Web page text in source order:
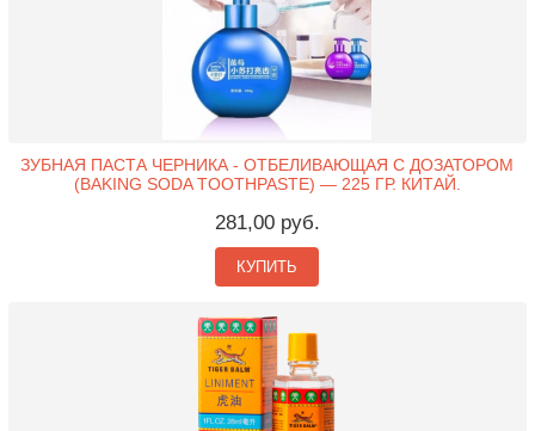
ЗУБНАЯ ПАСТА ЧЕРНИКА - ОТБЕЛИВАЮЩАЯ С ДОЗАТОРОМ
(BAKING SODA TOOTHPASTE) — 225 ГР. КИТАЙ.
281,00 руб.
КУПИТЬ